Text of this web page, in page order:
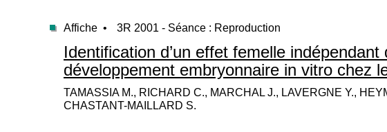
Affiche • 3R 2001 - Séance : Reproduction
Identification d’un effet femelle indépendant
développement embryonnaire in vitro chez
TAMASSIA M., RICHARD C., MARCHAL J., LAVERGNE Y.,
CHASTANT-MAILLARD S.